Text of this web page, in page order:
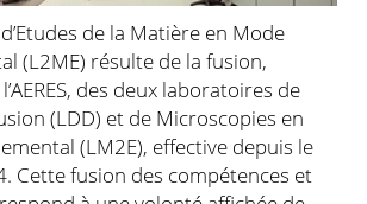
de la Matière en Mode
(L2ME) résulte de la fusion,
des deux laboratoires de
(LDD) et de Microscopies en
(LM2E), effective depuis le
Cette fusion des compétences et